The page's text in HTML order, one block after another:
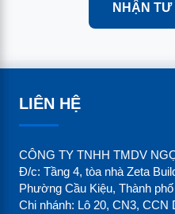
NHẬN
LIÊN HỆ
CÔNG TY TNHH TMDV
Đ/c: Tầng 4, tòa nhà Zeta
Phường Cầu Kiệu, Thành
Chi nhánh: Lô 20, CN3,